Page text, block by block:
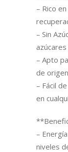
– Rico
– Sin
– Apto
de
– Fácil
en
–
niveles